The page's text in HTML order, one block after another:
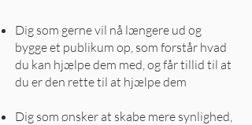
Dig som gerne vil nå længere ud og
bygge et publikum op, som forstår hvad
du kan hjælpe dem med, og får tillid til at
du er den rette til at hjælpe dem
Dig som ønsker at skabe mere synlighed,